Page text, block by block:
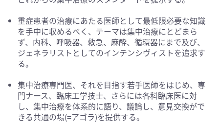
重症患者の治療にあたる医師として最低限必要な知識
を手中に収めるべく、テーマは集中治療にとどまら
ず、内科、呼吸器、救急、麻酔、循環器にまで及び、
ジェネラリストとしてのインテンシヴィストを追求す
る。
集中治療専門医、それを目指す若手医師をはじめ、専
門ナース、臨床工学技士、さらには各科臨床医に対
し、集中治療を体系的に語り、議論し、意見交換がで
きる共通の場(=アゴラ)を提供する。